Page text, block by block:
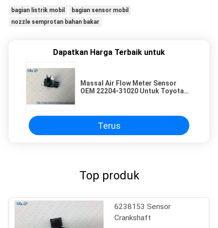
bagian listrik mobil
bagian sensor mobil
nozzle semprotan bahan bakar
Dapatkan Harga Terbaik untuk
Massal Air Flow Meter Sensor
OEM 22204-31020 Untuk Toyota
Terus
Top produk
6238153 Sensor
Crankshaft